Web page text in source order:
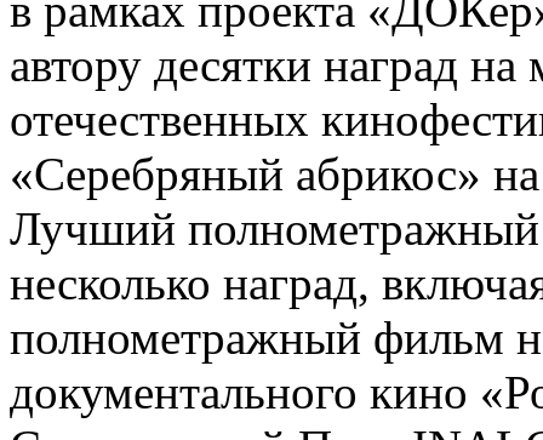
автору десятки наград
отечественных
«Серебряный абрикос»
Лучший
несколько наград,
полнометражный фильм
документального кино